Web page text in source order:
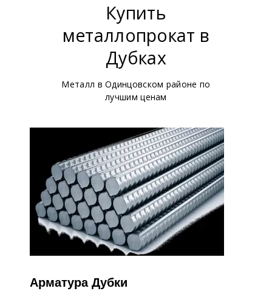
Купить
металлопрокат в
Дубках
Металл в Одинцовском районе по
лучшим ценам
Арматура Дубки